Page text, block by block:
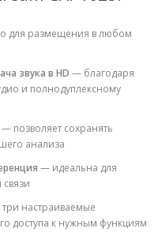
для размещения в любом
звука в HD — благодаря
и полнодуплексному
— позволяет сохранять
анализа
— идеальна для
три настраиваемые
доступа к нужным функциям